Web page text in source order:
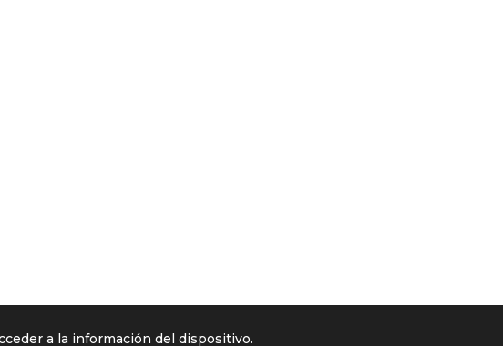
a la información del dispositivo.